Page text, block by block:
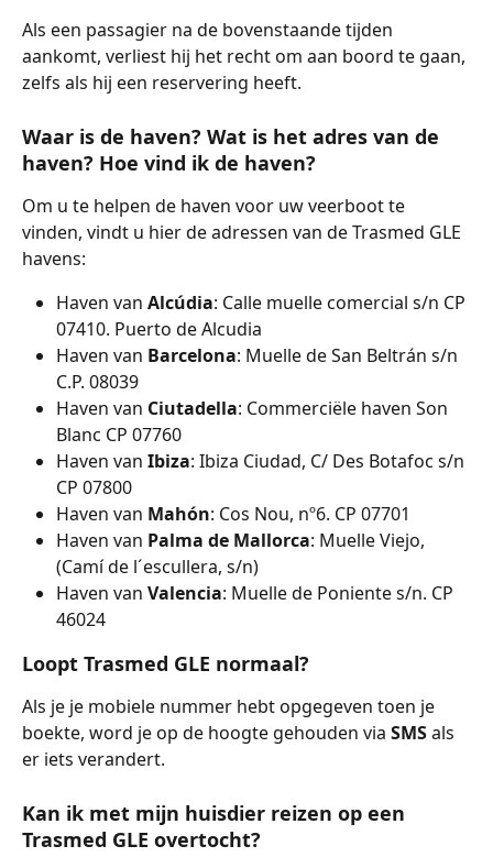
Als een passagier na de bovenstaande tijden
aankomt, verliest hij het recht om aan boord te gaan,
zelfs als hij een reservering heeft.
Waar is de haven? Wat is het adres van de
haven? Hoe vind ik de haven?
Om u te helpen de haven voor uw veerboot te
vinden, vindt u hier de adressen van de Trasmed GLE
havens:
Haven van Alcúdia: Calle muelle comercial s/n CP
07410. Puerto de Alcudia
Haven van Barcelona: Muelle de San Beltrán s/n
C.P. 08039
Haven van Ciutadella: Commerciële haven Son
Blanc CP 07760
Haven van Ibiza: Ibiza Ciudad, C/ Des Botafoc s/n
CP 07800
Haven van Mahón: Cos Nou, nº6. CP 07701
Haven van Palma de Mallorca: Muelle Viejo,
(Camí de l´escullera, s/n)
Haven van Valencia: Muelle de Poniente s/n. CP
46024
Loopt Trasmed GLE normaal?
Als je je mobiele nummer hebt opgegeven toen je
boekte, word je op de hoogte gehouden via SMS als
er iets verandert.
Kan ik met mijn huisdier reizen op een
Trasmed GLE overtocht?